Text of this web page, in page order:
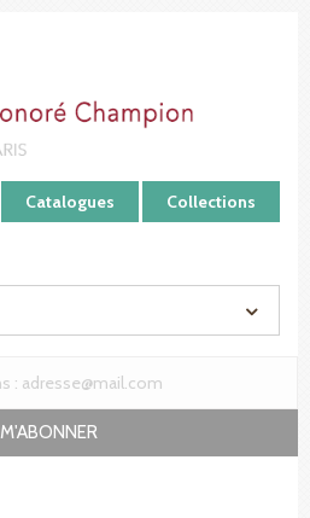
Catalogues Collections
M'ABONNER